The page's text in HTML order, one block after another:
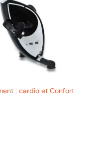
: cardio et Confort